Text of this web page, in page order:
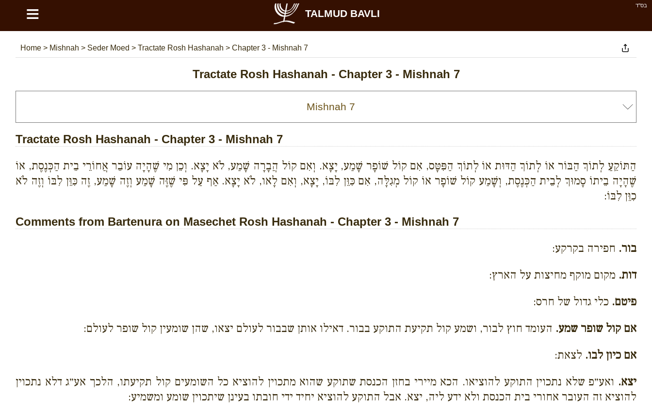
בס''ד ≡ TALMUD BAVLI
Home > Mishnah > Seder Moed > Tractate Rosh Hashanah > Chapter 3 - Mishnah 7
Tractate Rosh Hashanah - Chapter 3 - Mishnah 7
Tractate Rosh Hashanah - Chapter 3 - Mishnah 7
הַתּוֹקֵעַ לְתוֹךְ הַבּוֹר אוֹ לְתוֹךְ הַדּוּת אוֹ לְתוֹךְ הַפִּטָּס, אִם קוֹל שׁוֹפָר שָׁמַע, יָצָא. וְאִם קוֹל הֲבָרָה שָׁמַע, לֹא יָצָא. וְכֵן מִי שֶׁהָיָה עוֹבֵר אֲחוֹרֵי בֵית הַכְּנֶסֶת, אוֹ
שֶׁהָיָה בֵיתוֹ סָמוּךְ לְבֵית הַכְּנֶסֶת, וְשָׁמַע קוֹל שׁוֹפָר אוֹ קוֹל מְגִלָּה, אִם כִּוֵּן לִבּוֹ, יָצָא, וְאִם לָאו, לֹא יָצָא. אַף עַל פִּי שֶׁזֶּה שָׁמַע וְזֶה שָׁמַע, זֶה כִּוֵּן לִבּוֹ וְזֶה לֹא
כִוֵּן לִבּוֹ:
Comments from Bartenura on Masechet Rosh Hashanah - Chapter 3 - Mishnah 7
בור. חפירה בקרקע:
דות. מקום מוקף מחיצות על הארץ:
פיטם. כלי גדול של חרס:
אם קול שופר שמע. העומד חוץ לבור, ושמע קול תקיעת התוקע בבור. דאילו אותן שבבור לעולם יצאו, שהן שומעין קול שופר לעולם:
אם כיון לבו. לצאת:
יצא. ואע״פ שלא נתכוין התוקע להוציאו. הכא מיירי בחזן הכנסת שתוקע שהוא מתכוין להוציא כל השומעים קול תקיעתו, הלכך אע״ג דלא נתכוין
להוציא זה העובר אחורי בית הכנסת ולא ידע ליה, יצא. אבל התוקע להוציא יחיד ידי חובתו בעינן שיתכוין שומע ומשמיע: